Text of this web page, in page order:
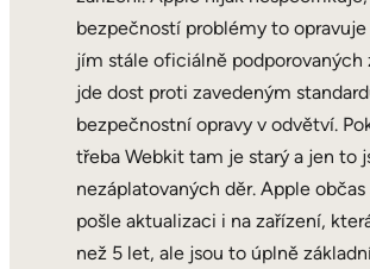
bezpečností problémy to
jím stále oficiálně podporovaných
jde dost proti zavedeným
bezpečnostní opravy v odvětví.
třeba Webkit tam je starý a jen to
nezáplatovaných děr. Apple
pošle aktualizaci i na zařízení,
než 5 let, ale jsou to úplně